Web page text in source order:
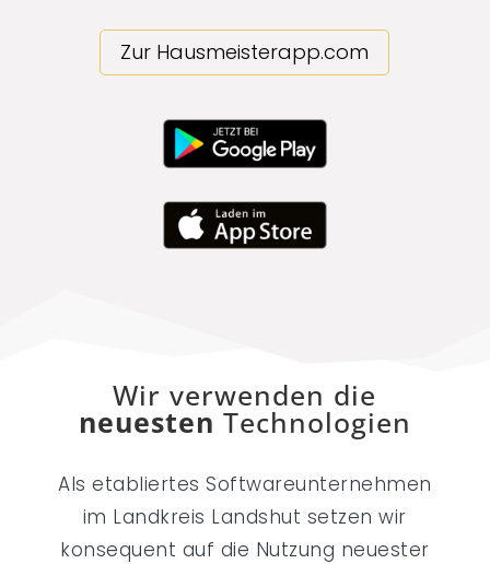
Zur Hausmeisterapp.com
Wir verwenden die
neuesten Technologien
Als etabliertes Softwareunternehmen
im Landkreis Landshut setzen wir
konsequent auf die Nutzung neuester